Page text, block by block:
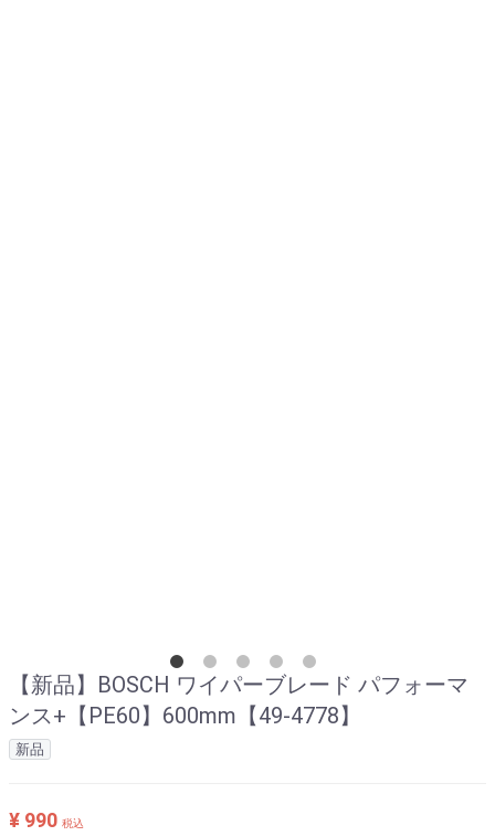
【新品】BOSCH ワイパーブレード パフォーマ
ンス+【PE60】600mm【49-4778】
新品
¥ 990 税込